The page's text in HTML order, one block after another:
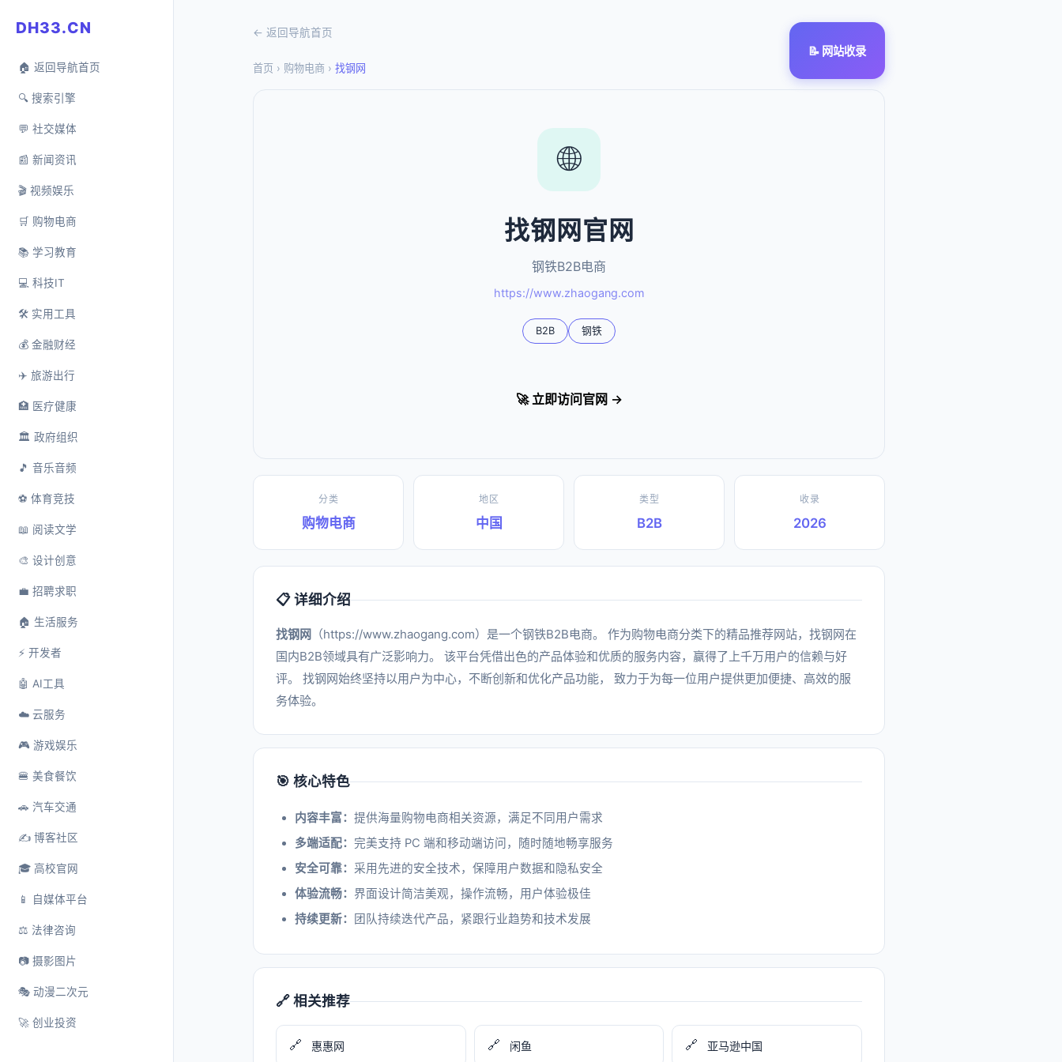
DH33.CN
🏠 返回导航首页
🔍 搜索引擎
💬 社交媒体
📰 新闻资讯
🎬 视频娱乐
🛒 购物电商
📚 学习教育
💻 科技IT
🛠️ 实用工具
💰 金融财经
✈️ 旅游出行
🏥 医疗健康
🏛️ 政府组织
🎵 音乐音频
⚽ 体育竞技
📖 阅读文学
🎨 设计创意
💼 招聘求职
🏠 生活服务
⚡ 开发者
🤖 AI工具
☁️ 云服务
🎮 游戏娱乐
🍔 美食餐饮
🚗 汽车交通
✍️ 博客社区
🎓 高校官网
📱 自媒体平台
⚖️ 法律咨询
📷 摄影图片
🎭 动漫二次元
🚀 创业投资
📝 网站收录
← 返回导航首页
首页 › 购物电商 › 找钢网
🌐
找钢网官网
钢铁B2B电商
https://www.zhaogang.com
B2B 钢铁
🚀 立即访问官网 →
分类
购物电商
地区
中国
类型
B2B
收录
2026
📋 详细介绍
找钢网 （https://www.zhaogang.com）是一个钢铁B2B电商。 作为购物电商分类下的精品推荐网站，找钢网在
国内B2B领域具有广泛影响力。 该平台凭借出色的产品体验和优质的服务内容，赢得了上千万用户的信赖与好
评。 找钢网始终坚持以用户为中心，不断创新和优化产品功能， 致力于为每一位用户提供更加便捷、高效的服
务体验。
🎯 核心特色
内容丰富： 提供海量购物电商相关资源，满足不同用户需求
多端适配： 完美支持 PC 端和移动端访问，随时随地畅享服务
安全可靠： 采用先进的安全技术，保障用户数据和隐私安全
体验流畅： 界面设计简洁美观，操作流畅，用户体验极佳
持续更新：
团队持续迭代产品，紧跟行业趋势和技术发展
🔗 相关推荐
🔗 惠惠网 🔗 闲鱼 🔗 亚马逊中国